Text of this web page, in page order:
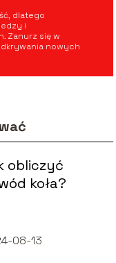
dlatego
i
Zanurz się w
nowych
obliczyć
koła?
08-13